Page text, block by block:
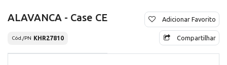
ALAVANCA - Case CE
Cód./PN KHR27810
Adicionar Favorito
Compartilhar